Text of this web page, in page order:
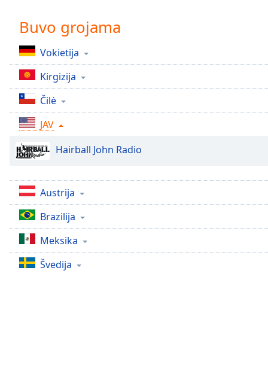
Time-
1x
Playback
Rate
Chapters
Descriptions
descriptions
off
selected
Subtitles
subtitles
settings,
Buvo grojama
Vokietija
Kirgizija
Čilė
JAV
Hairball John Radio
Austrija
Brazilija
Meksika
Švedija